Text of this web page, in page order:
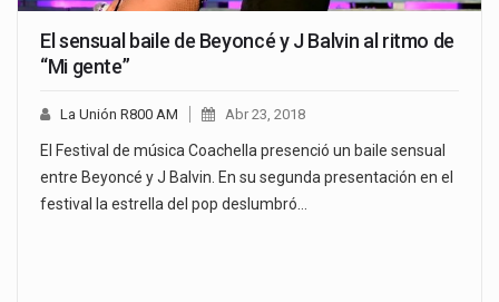
El sensual baile de Beyoncé y J Balvin al ritmo de
“Mi gente”
La Unión R800 AM Abr 23, 2018
El Festival de música Coachella presenció un baile sensual
entre Beyoncé y J Balvin. En su segunda presentación en el
festival la estrella del pop deslumbró…